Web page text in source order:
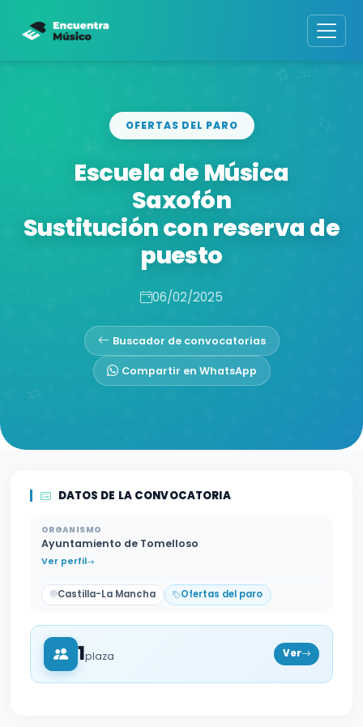
OFERTAS DEL PARO
Escuela de Música
Saxofón
Sustitución con reserva de
puesto
06/02/2025
Buscador de convocatorias
Compartir en WhatsApp
DATOS DE LA CONVOCATORIA
ORGANISMO
Ayuntamiento de Tomelloso
Ver perfil
Castilla-La Mancha Ofertas del paro
1plaza Ver